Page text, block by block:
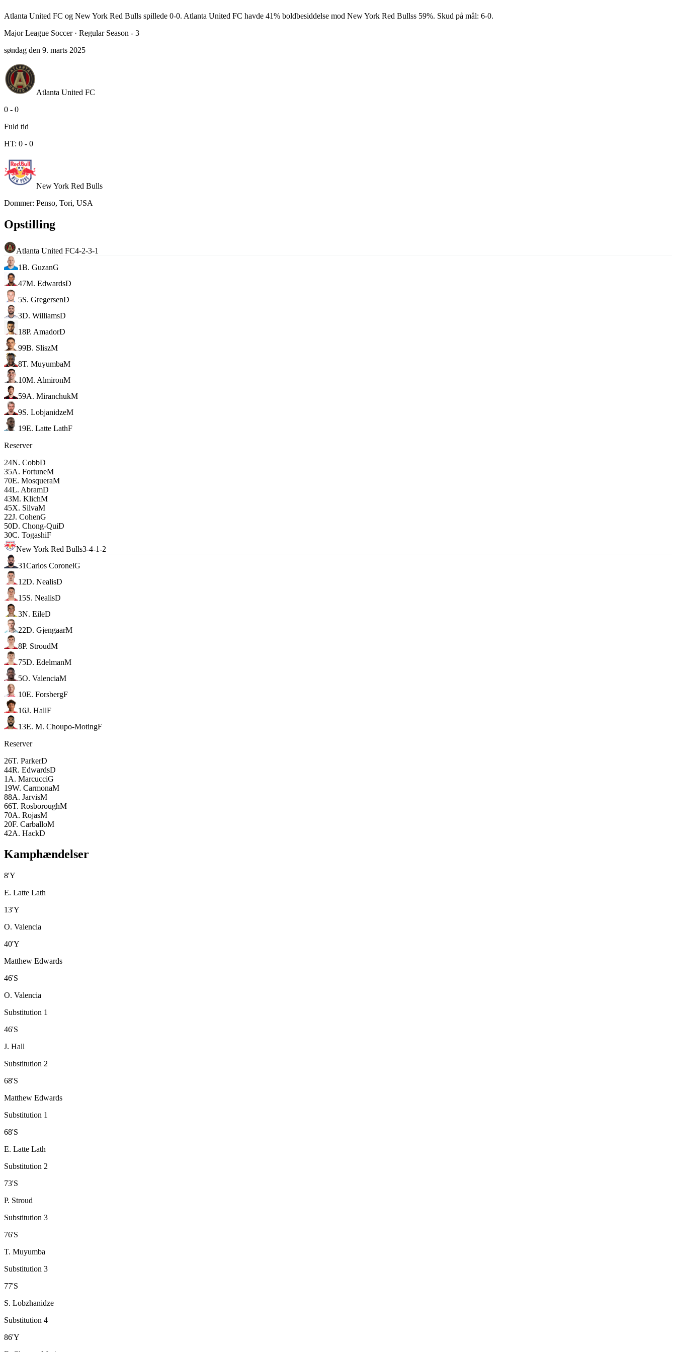
Atlanta United FC og New York Red Bulls spillede 0-0. Atlanta United FC havde 41% boldbesiddelse mod New York Red Bullss 59%. Skud på mål: 6-0.
Major League Soccer· Regular Season - 3
søndag den 9. marts 2025
Atlanta United FC
0 - 0
Fuld tid
HT: 0 - 0
New York Red Bulls
Dommer: Penso, Tori, USA
Opstilling
Atlanta United FC4-2-3-1
1B. GuzanG
47M. EdwardsD
5S. GregersenD
3D. WilliamsD
18P. AmadorD
99B. SliszM
8T. MuyumbaM
10M. AlmironM
59A. MiranchukM
9S. LobjanidzeM
19E. Latte LathF
Reserver
24N. CobbD
35A. FortuneM
70E. MosqueraM
44L. AbramD
43M. KlichM
45X. SilvaM
22J. CohenG
50D. Chong-QuiD
30C. TogashiF
New York Red Bulls3-4-1-2
31Carlos CoronelG
12D. NealisD
15S. NealisD
3N. EileD
22D. GjengaarM
8P. StroudM
75D. EdelmanM
5O. ValenciaM
10E. ForsbergF
16J. HallF
13E. M. Choupo-MotingF
Reserver
26T. ParkerD
44R. EdwardsD
1 A. MarcucciG
19W. CarmonaM
88A. JarvisM
66T. RosboroughM
70A. RojasM
20F. CarballoM
42A. HackD
Kamphændelser
8'Y
E. Latte Lath
13'Y
O. Valencia
40'Y
Matthew Edwards
46'S
O. Valencia
Substitution 1
46'S
J. Hall
Substitution 2
68'S
Matthew Edwards
Substitution 1
68'S
E. Latte Lath
Substitution 2
73'S
P. Stroud
Substitution 3
76'S
T. Muyumba
Substitution 3
77'S
S. Lobzhanidze
Substitution 4
86'Y